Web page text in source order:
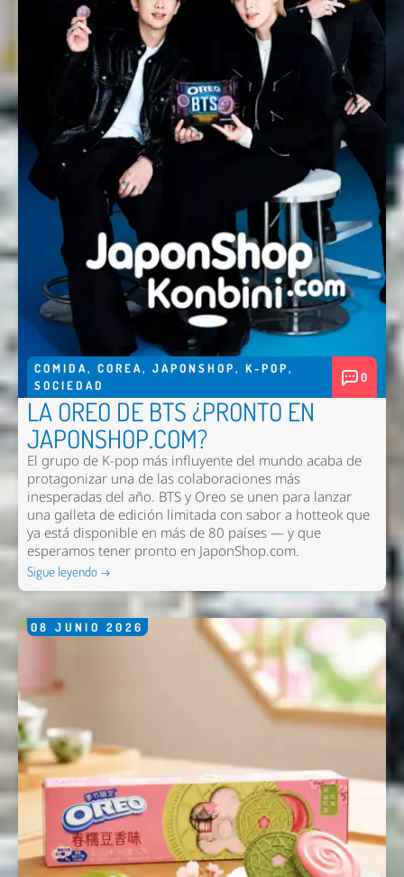
COMIDA, COREA, JAPONSHOP, K-POP,
SOCIEDAD
0
LA OREO DE BTS ¿PRONTO EN
JAPONSHOP.COM?
El grupo de K-pop más influyente del mundo acaba de
protagonizar una de las colaboraciones más
inesperadas del año. BTS y Oreo se unen para lanzar
una galleta de edición limitada con sabor a hotteok que
ya está disponible en más de 80 países — y que
esperamos tener pronto en JaponShop.com.
Sigue leyendo →
08 JUNIO 2026
Nombre *
Email *
Comentario *
Enviar